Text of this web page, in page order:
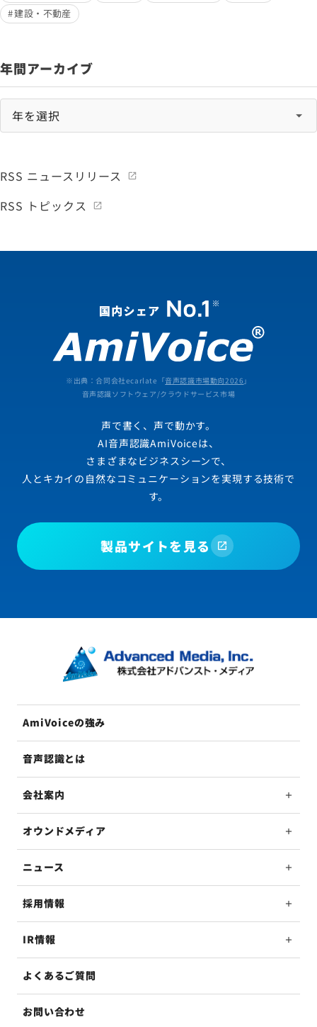
建設・不動産
年間アーカイブ
RSS ニュースリリース
RSS トピックス
※出典：合同会社ecarlate「音声認識市場動向2026 」
音声認識ソフトウェア/クラウドサービス市場
声で書く、声で動かす。
AI音声認識AmiVoiceは、
さまざまなビジネスシーンで、
人とキカイの自然なコミュニケーションを実現する技術で
す。
製品サイトを見る
AmiVoiceの強み
音声認識とは
会社案内
オウンドメディア
ニュース
採用情報
IR情報
よくあるご質問
お問い合わせ